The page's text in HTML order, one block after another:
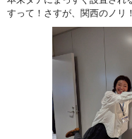
すって！さすが、関西のノリ